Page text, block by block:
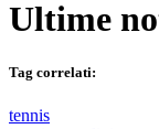
Ultime
Tag correlati:
tennis